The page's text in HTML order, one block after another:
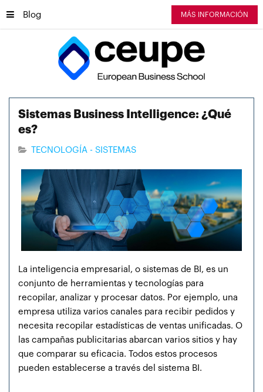
Blog MÁS INFORMACIÓN
Sistemas Business Intelligence: ¿Qué
es?
TECNOLOGÍA - SISTEMAS
La inteligencia empresarial, o sistemas de BI, es un
conjunto de herramientas y tecnologías para
recopilar, analizar y procesar datos. Por ejemplo, una
empresa utiliza varios canales para recibir pedidos y
necesita recopilar estadísticas de ventas unificadas. O
las campañas publicitarias abarcan varios sitios y hay
que comparar su eficacia. Todos estos procesos
pueden establecerse a través del sistema BI.